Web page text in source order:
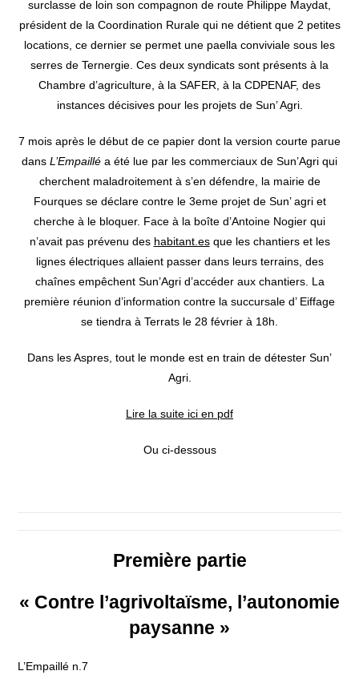
surclasse de loin son compagnon de route Philippe Maydat,
président de la Coordination Rurale qui ne détient que 2 petites
locations, ce dernier se permet une paella conviviale sous les
serres de Ternergie. Ces deux syndicats sont présents à la
Chambre d’agriculture, à la SAFER, à la CDPENAF, des
instances décisives pour les projets de Sun’ Agri.
7 mois après le début de ce papier dont la version courte parue
dans L’Empaillé a été lue par les commerciaux de Sun’Agri qui
cherchent maladroitement à s’en défendre, la mairie de
Fourques se déclare contre le 3eme projet de Sun’ agri et
cherche à le bloquer. Face à la boîte d’Antoine Nogier qui
n’avait pas prévenu des habitant.esque les chantiers et les
lignes électriques allaient passer dans leurs terrains, des
chaînes empêchent Sun’Agri d’accéder aux chantiers. La
première réunion d’information contre la succursale d’ Eiffage
se tiendra à Terrats le 28 février à 18h.
Dans les Aspres, tout le monde est en train de détester Sun’
Agri.
Lire la suite ici en pdf
Ou ci-dessous
Première partie
« Contre l’agrivoltaïsme, l’autonomie
paysanne »
L’Empaillé n.7